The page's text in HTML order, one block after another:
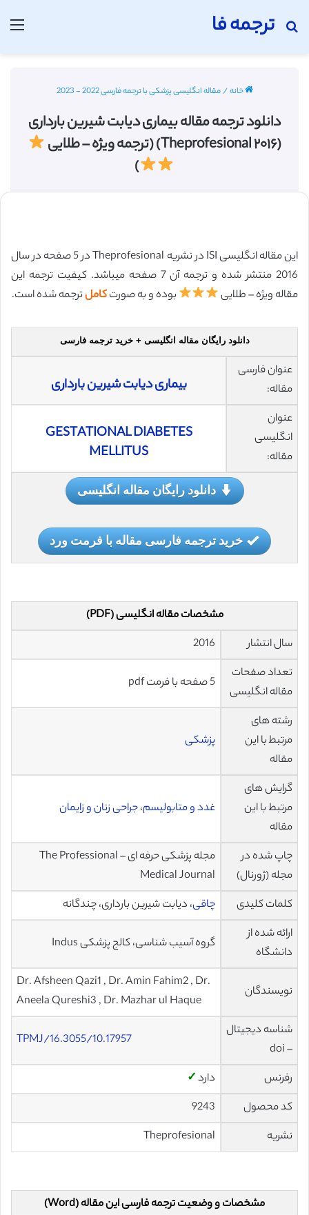
ترجمه فا
جستجو برای
خانه/مقاله انگلیسی پزشکی با ترجمه فارسی 2022 - 2023
دانلود ترجمه مقاله بیماری دیابت شیرین بارداری
(Theprofesional ۲۰۱۶) (ترجمه ویژه – طلایی
)
این مقاله انگلیسی ISI در نشریه Theprofesional در 5 صفحه در سال
2016 منتشر شده و ترجمه آن 7 صفحه میباشد. کیفیت ترجمه این
مقاله ویژه – طلایی
بوده و به صورتکاملترجمه شده است.
دانلود رایگان مقاله انگلیسی + خرید ترجمه فارسی
عنوان فارسی
مقاله:
بیماری دیابت شیرین بارداری
عنوان
انگلیسی
مقاله:
GESTATIONAL DIABETES
MELLITUS
دانلود رایگان مقاله انگلیسی
خرید ترجمه فارسی مقاله با فرمت ورد
مشخصات مقاله انگلیسی (PDF)
سال انتشار
2016
تعداد صفحات
مقاله انگلیسی
5 صفحه با فرمت pdf
رشته های
مرتبط با این
مقاله
پزشکی
گرایش های
مرتبط با این
مقاله
غدد و متابولیسم،جراحی زنان و زایمان
چاپ شده در
مجله (ژورنال)
مجله پزشکی حرفه ای – The Professional
Medical Journal
کلمات کلیدی
چاقی، دیابت شیرین بارداری، چندگانه
ارائه شده از
دانشگاه
گروه آسیب شناسی، کالج پزشکی Indus
نویسندگان
Dr. Afsheen Qazi1 , Dr. Amin Fahim2 , Dr.
Aneela Qureshi3 , Dr. Mazhar ul Haque
شناسه دیجیتال
– doi
10.17957/TPMJ/16.3055
رفرنس دارد✓
کد محصول
9243
نشریه
Theprofesional
مشخصات و وضعیت ترجمه فارسی این مقاله (Word)